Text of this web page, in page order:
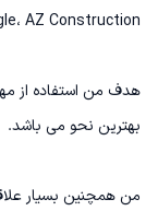
هدف من استفاده از
من همچنین بسیار